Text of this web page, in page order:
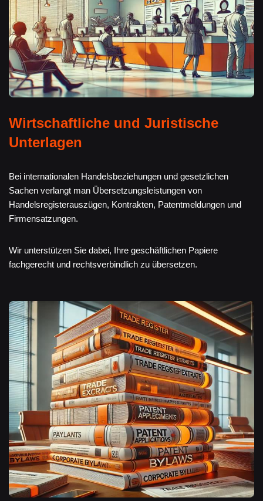
Wirtschaftliche und Juristische
Unterlagen
Bei internationalen Handelsbeziehungen und gesetzlichen
Sachen verlangt man Übersetzungsleistungen von
Handelsregisterauszügen, Kontrakten, Patentmeldungen und
Firmensatzungen.
Wir unterstützen Sie dabei, Ihre geschäftlichen Papiere
fachgerecht und rechtsverbindlich zu übersetzen.